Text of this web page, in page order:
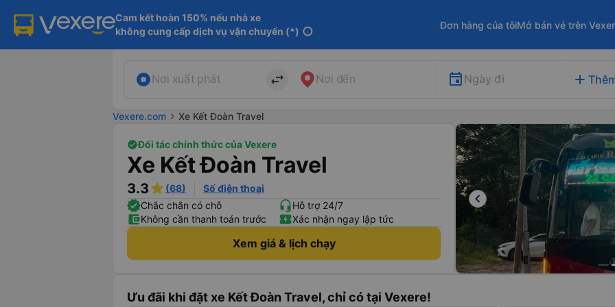
Cam kết hoàn 150% nếu nhà xe
không cung cấp dịch vụ vận chuyển (*) info
Đơn hàng của tôiMở bán vé trên
Nơi xuất phát import_export Nơi đến Ngày đi add
Vexere.com chevron_right Xe Kết Đoàn Travel
Đối tác chính thức của Vexere
Xe Kết Đoàn Travel
3.3 (68)
Số điện thoại
Chắc chắn có chỗ
Hỗ trợ 24/7
Không cần thanh toán trước
Xác nhận ngay lập tức
Xem giá & lịch chạy
keyboard_arrow_left
Ưu đãi khi đặt xe Kết Đoàn Travel, chỉ có tại Vexere!